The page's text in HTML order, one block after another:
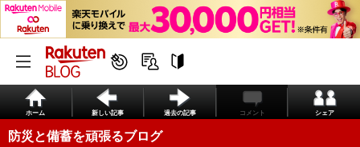
ホーム 新しい記事 過去の記事 コメント シェア
防災と備蓄を頑張るブログ